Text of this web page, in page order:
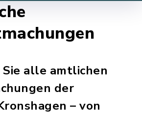
alle amtlichen
der
– von